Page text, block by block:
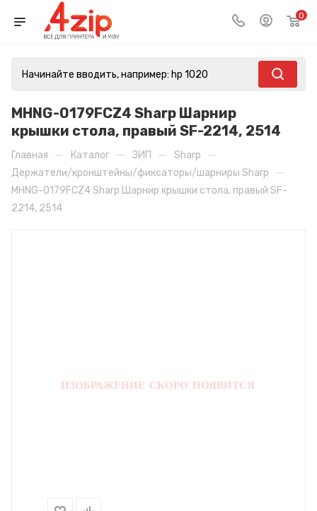
0
MHNG-0179FCZ4 Sharp Шарнир
крышки стола, правый SF-2214, 2514
Главная — Каталог — ЗИП — Sharp —
Держатели/кронштейны/фиксаторы/шарниры Sharp —
MHNG-0179FCZ4 Sharp Шарнир крышки стола, правый SF-
2214, 2514